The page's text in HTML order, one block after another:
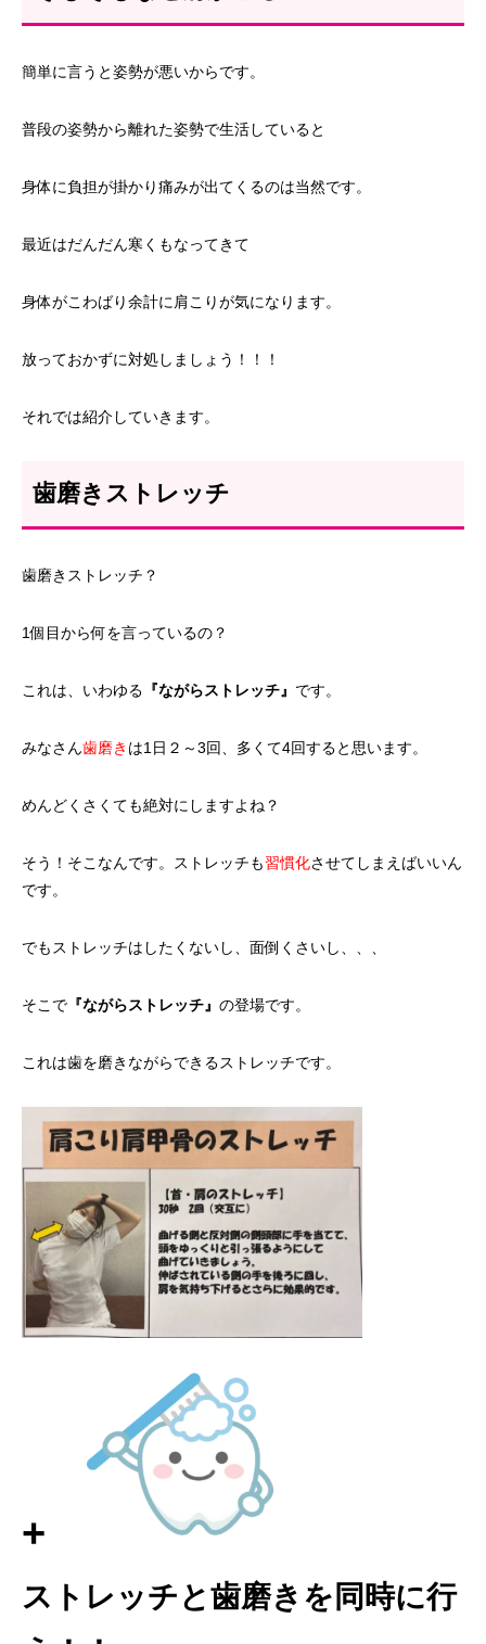
簡単に言うと姿勢が悪いからです。
普段の姿勢から離れた姿勢で生活していると
身体に負担が掛かり痛みが出てくるのは当然です。
最近はだんだん寒くもなってきて
身体がこわばり余計に肩こりが気になります。
放っておかずに対処しましょう！！！
それでは紹介していきます。
歯磨きストレッチ
歯磨きストレッチ？
1個目から何を言っているの？
これは、いわゆる 『ながらストレッチ』 です。
みなさん歯磨き は1日２～3回、多くて4回すると思います。
めんどくさくても絶対にしますよね？
そう！そこなんです。ストレッチも習慣化させてしまえばいいん
です。
でもストレッチはしたくないし、面倒くさいし、、、
そこで 『ながらストレッチ』 の登場です。
これは歯を磨きながらできるストレッチです。
+
ストレッチと歯磨きを同時に行